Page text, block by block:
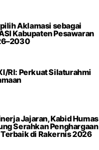
Aklamasi sebagai
Kabupaten Pesawaran
RI: Perkuat Silaturahmi
Jajaran, Kabid Humas
Serahkan Penghargaan
di Rakernis 2026